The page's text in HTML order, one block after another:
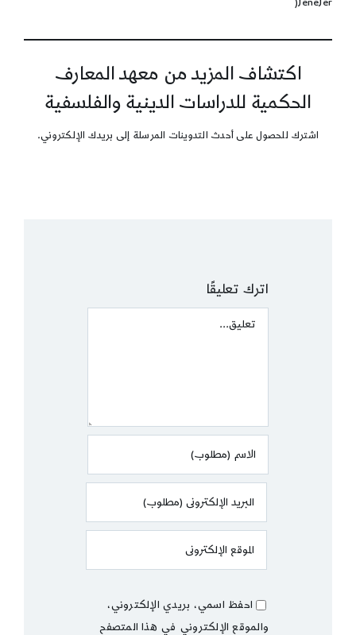
اكتشاف المزيد من معهد المعارف
الحكمية للدراسات الدينية والفلسفية
اشترك للحصول على أحدث التدوينات المرسلة إلى بريدك الإلكتروني.
اترك تعليقًا
Comment
احفظ اسمي، بريدي الإلكتروني،
والموقع الإلكتروني في هذا المتصفح